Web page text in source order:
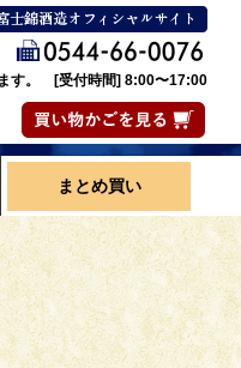
す。 [受付時間] 8:00〜17:00
まとめ買い